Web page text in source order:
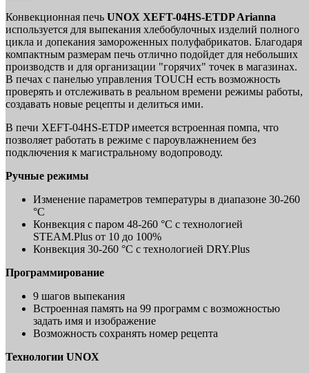
Конвекционная печь UNOX XEFT-04HS-ETDP Arianna
используется для выпекания хлебобулочных изделий полного
цикла и допекания замороженных полуфабрикатов. Благодаря
компактным размерам печь отлично подойдет для небольших
производств и для организации "горячих" точек в магазинах.
В печах с панелью управления TOUCH есть возможность
проверять и отслеживать в реальном времени режимы работы,
создавать новые рецепты и делиться ими.
В печи XEFT-04HS-ETDP имеется встроенная помпа, что
позволяет работать в режиме с пароувлажнением без
подключения к магистральному водопроводу.
Ручные режимы
Изменение параметров температуры в диапазоне 30-260
°C
Конвекция с паром 48-260 °C с технологией
STEAM.Plus от 10 до 100%
Конвекция 30-260 °C с технологией DRY.Plus
Программирование
9 шагов выпекания
Встроенная память на 99 программ с возможностью
задать имя и изображение
Возможность сохранять номер рецепта
Технологии UNOX